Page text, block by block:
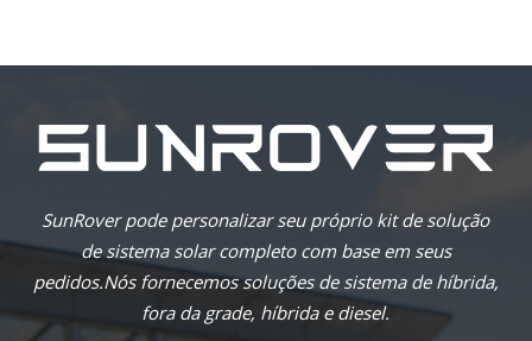
SunRover pode personalizar seu próprio kit de solução
de sistema solar completo com base em seus
pedidos.Nós fornecemos soluções de sistema de híbrida,
fora da grade, híbrida e diesel.